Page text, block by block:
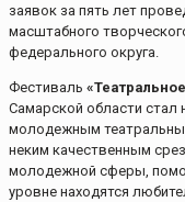
заявок за пять лет
масштабного
федерального округа.
Фестиваль
Самарской области стал
молодежным
неким качественным
молодежной сферы,
уровне находятся